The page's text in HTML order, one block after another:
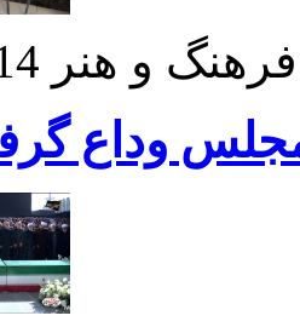
فرهنگ و هنر 14 تیر
وداع